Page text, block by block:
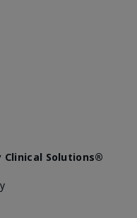
Clinical Solutions®